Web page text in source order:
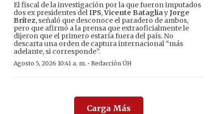
El fiscal de la investigación por la que fueron imputados
dos ex presidentes delIPS,Vicente BatagliayJorge
Brítez, señaló que desconoce el paradero de ambos,
pero que afirmó a la prensa que extraoficialmente le
dijeron que el primero estaría fuera del país. No
descarta una orden de captura internacional “más
adelante, si corresponde”.
Agosto 5, 2026 10:41 a. m. · Redacción ÚH
Carga Más